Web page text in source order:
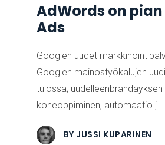
AdWords on
Ads
Googlen uudet
Googlen mainostyökalujen
tulossa;
koneoppiminen, automaatio j...
BY JUSSI KUPARINEN